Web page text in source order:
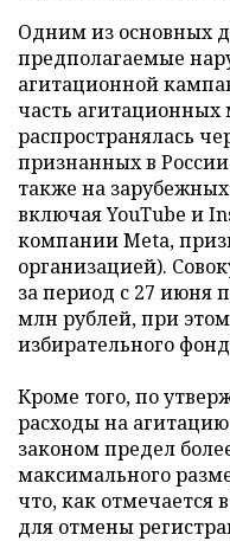
Одним из основных
предполагаемые
агитационной
часть агитационных
распространялась
признанных в
также на
включая YouTube и
компании Meta,
организацией).
за период с 27 июня
млн рублей, при
избирательного
Кроме того, по
расходы на
законом предел
максимального
что, как отмечается
для отмены